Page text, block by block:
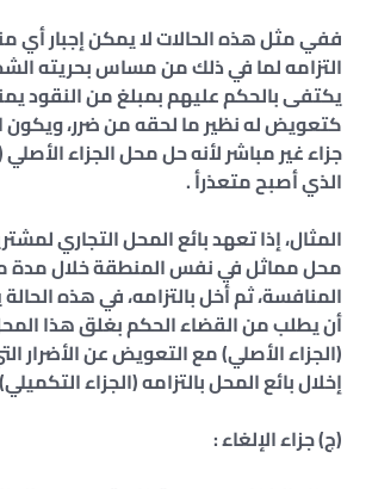
ففي مثل هذه الحالات لا يمكن إجبار أي
التزامه لما في ذلك من مساس بحريته
يكتفى بالحكم عليهم بمبلغ من النقود
كتعويض له نظير ما لحقه من ضرر،
جزاء غير مباشر لأنه حل محل الجزاء الأصلي
الذي أصبح متعذرأ .
المثال، إذا تعهد بائع المحل التجاري
محل مماثل في نفس المنطقة خلال مدة
المنافسة، ثم أخل بالتزامه، في هذه
أن يطلب من القضاء الحكم بغلق هذا
(الجزاء الأصلي) مع التعويض عن الأضرار
إخلال بائع المحل بالتزامه (الجزاء
(ج) جزاء الإلغاء :